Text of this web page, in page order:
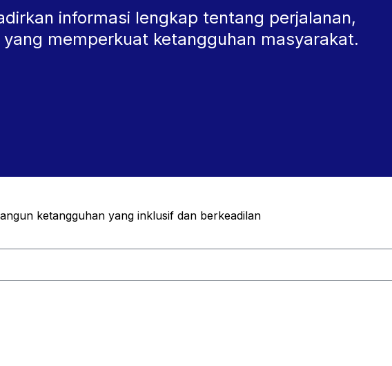
informasi lengkap tentang perjalanan,
memperkuat ketangguhan masyarakat.
ketangguhan yang inklusif dan berkeadilan